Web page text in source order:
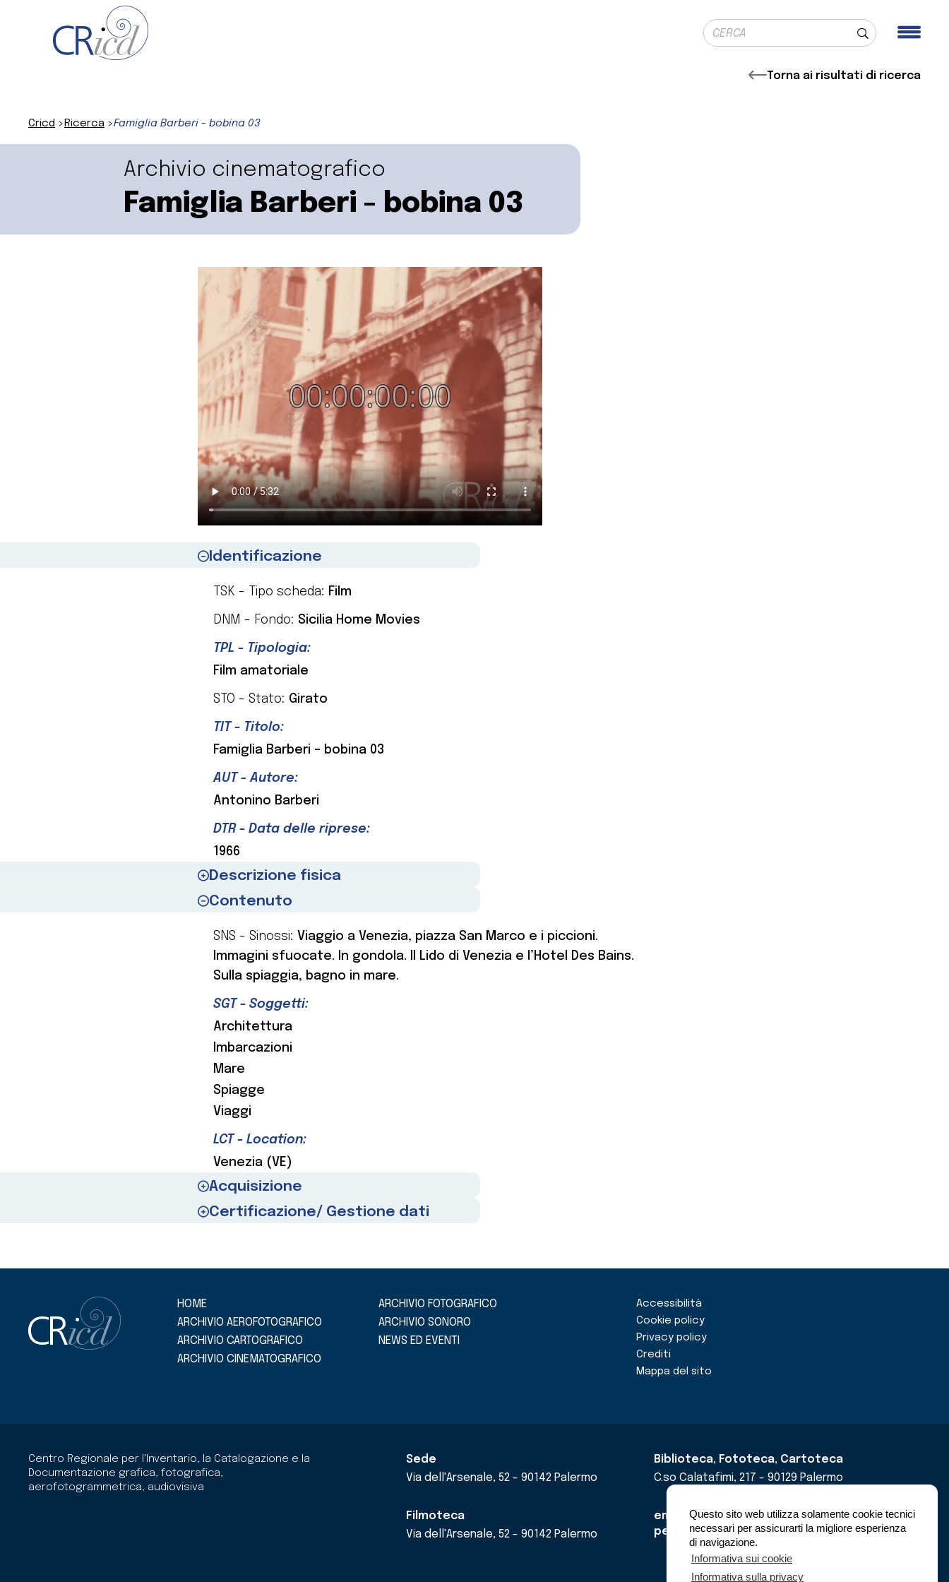
Questo sito web utilizza solamente cookie tecnici
necessari per assicurarti la migliore esperienza
di navigazione.
Informativa sui cookie
Informativa sulla privacy
Ricerca globale
Cerca
Torna ai risultati di ricerca
Cricd Ricerca Famiglia Barberi - bobina 03
Archivio cinematografico
Famiglia Barberi - bobina 03
Identificazione
TSK - Tipo scheda: Film
DNM - Fondo: Sicilia Home Movies
TPL - Tipologia:
Film amatoriale
STO - Stato: Girato
TIT - Titolo:
Famiglia Barberi – bobina 03
AUT - Autore:
Antonino Barberi
DTR - Data delle riprese:
1966
Descrizione fisica
Contenuto
SNS - Sinossi: Viaggio a Venezia, piazza San Marco e i piccioni.
Immagini sfuocate. In gondola. Il Lido di Venezia e l’Hotel Des Bains.
Sulla spiaggia, bagno in mare.
SGT - Soggetti:
Architettura
Imbarcazioni
Mare
Spiagge
Viaggi
LCT - Location:
Venezia (VE)
Acquisizione
Certificazione/ Gestione dati
HOME
ARCHIVIO AEROFOTOGRAFICO
ARCHIVIO CARTOGRAFICO
ARCHIVIO CINEMATOGRAFICO
ARCHIVIO FOTOGRAFICO
ARCHIVIO SONORO
NEWS ED EVENTI
Accessibilità
Cookie policy
Privacy policy
Crediti
Mappa del sito
Centro Regionale per l'Inventario, la Catalogazione e la
Documentazione grafica, fotografica,
aerofotogrammetrica, audiovisiva
Sede
Via dell'Arsenale, 52 - 90142 Palermo
Biblioteca, Fototeca, Cartoteca
C.so Calatafimi, 217 - 90129 Palermo
Filmoteca
Via dell'Arsenale, 52 - 90142 Palermo
email
cricd@regione.sicilia.it
pec
cricdsicilia@pec.it